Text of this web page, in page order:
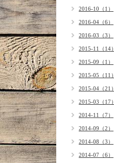
2016-10（1）
2016-04（6）
2016-03（3）
2015-11（14）
2015-09（1）
2015-05（11）
2015-04（21）
2015-03（17）
2014-11（7）
2014-09（2）
2014-08（3）
2014-07（6）